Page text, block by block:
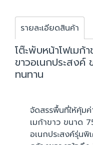
รายละเอียดสินค้า
โต๊ะพับหน้าโฟเมก้
ขาวอเนกประสงค์
ทนทาน
จัดสรรพื้นที่ให้คุ้ม
เมก้าขาว ขนาด
อเนกประสงค์รุ่น